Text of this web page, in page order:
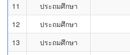
11
ประถมศึกษา
12
ประถมศึกษา
13
ประถมศึกษา